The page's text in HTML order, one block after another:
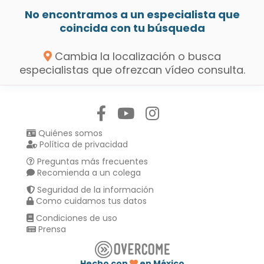
No encontramos a un especialista que
coincida con tu búsqueda
Cambia la localización o busca
especialistas que ofrezcan vídeo consulta.
Quiénes somos
Política de privacidad
Preguntas más frecuentes
Recomienda a un colega
Seguridad de la información
Como cuidamos tus datos
Condiciones de uso
Prensa